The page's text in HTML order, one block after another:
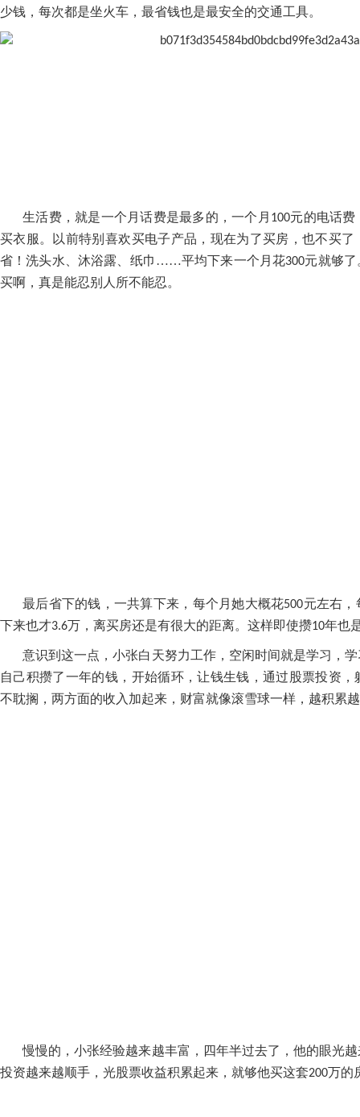
少钱，每次都是坐火车，最省钱也是最安全的交通工具。
生活费，就是一个月话费是最多的，一个月 100元的电话费
买衣服。以前特别喜欢买电子产品，现在为了买房，也不买
省！洗头水、沐浴露、纸巾……平均下来一个月花300元就够
买啊，真是能忍别人所不能忍。
最后省下的钱，一共算下来，每个月她大概花500元左右，
下来也才3.6万，离买房还是有很大的距离。这样即使攒10年也
意识到这一点，小张白天努力工作，空闲时间就是学习，
自己积攒了一年的钱，开始循环，让钱生钱，通过股票投资
不耽搁，两方面的收入加起来，财富就像滚雪球一样，越积累
慢慢的，小张经验越来越丰富，四年半过去了，他的眼光
投资越来越顺手，光股票收益积累起来，就够他买这套200万的